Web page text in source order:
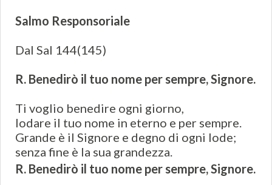
Salmo Responsoriale
Dal Sal 144(145)
R. Benedirò il tuo nome per sempre, Signore.
Ti voglio benedire ogni giorno,
lodare il tuo nome in eterno e per sempre.
Grande è il Signore e degno di ogni lode;
senza fine è la sua grandezza.
R. Benedirò il tuo nome per sempre, Signore.